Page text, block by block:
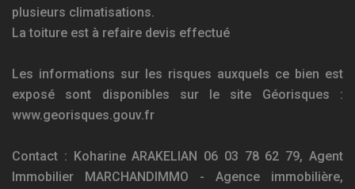
plusieurs climatisations.
La toiture est à refaire devis effectué
Les informations sur les risques auxquels ce bien est
exposé sont disponibles sur le site Géorisques :
www.georisques.gouv.fr
Contact : Koharine ARAKELIAN 06 03 78 62 79, Agent
Immobilier MARCHANDIMMO - Agence immobilière,